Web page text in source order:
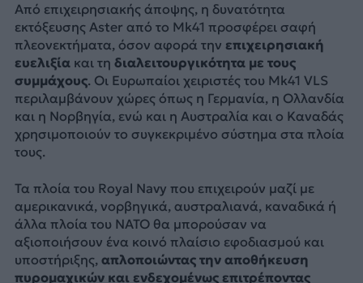
Από επιχειρησιακής άποψης, η δυνατότητα
εκτόξευσης Aster από το Mk41 προσφέρει σαφή
πλεονεκτήματα, όσον αφορά την επιχειρησιακή
ευελιξίακαι τη διαλειτουργικότητα με τους
συμμάχους. Οι Ευρωπαίοι χειριστές του Mk41 VLS
περιλαμβάνουν χώρες όπως η Γερμανία, η Ολλανδία
και η Νορβηγία, ενώ και η Αυστραλία και ο Καναδάς
χρησιμοποιούν το συγκεκριμένο σύστημα στα πλοία
τους.
Τα πλοία του Royal Navy που επιχειρούν μαζί με
αμερικανικά, νορβηγικά, αυστραλιανά, καναδικά ή
άλλα πλοία του ΝΑΤΟ θα μπορούσαν να
αξιοποιήσουν ένα κοινό πλαίσιο εφοδιασμού και
υποστήριξης, απλοποιώντας την αποθήκευση
πυρομαχικών και ενδεχομένως επιτρέποντας